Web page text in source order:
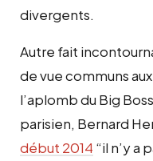
divergents.
Autre fait
de vue communs
l’aplomb du Big
parisien, Bernard
début 2014 “il n’y a